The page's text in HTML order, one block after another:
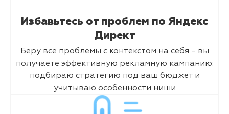
Избавьтесь от проблем по Яндекс
Директ
Беру все проблемы с контекстом на себя - вы
получаете эффективную рекламную кампанию:
подбираю стратегию под ваш бюджет и
учитываю особенности ниши